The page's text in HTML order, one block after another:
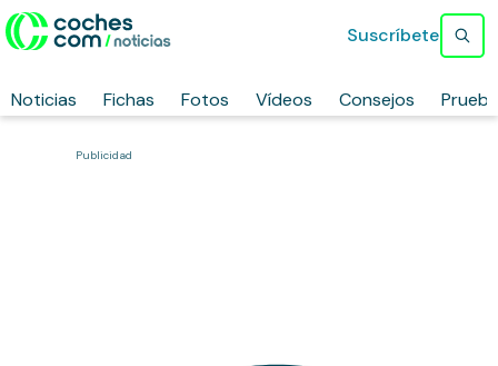
Noticias Fichas Fotos Vídeos Consejos
Suscríbete
Publicidad